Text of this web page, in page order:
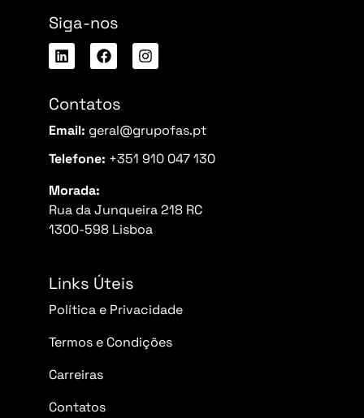
Siga-nos
Contatos
Email: geral@grupofas.pt
Telefone: +351 910 047 130
Morada:
Rua da Junqueira 218 RC
1300-598 Lisboa
Links Úteis
Política e Privacidade
Termos e Condições
Carreiras
Contatos